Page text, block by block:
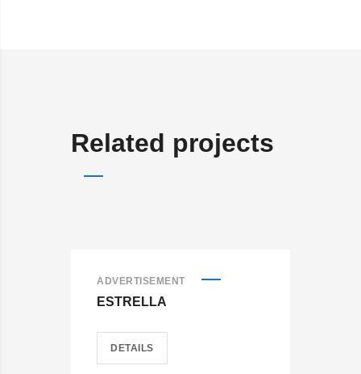
Related projects
ADVERTISEMENT
ESTRELLA
DETAILS